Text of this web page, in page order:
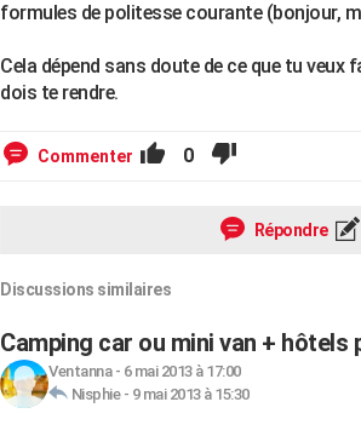
formules de politesse courante (bonjour,
Cela dépend sans doute de ce que tu
dois te rendre.
Commenter 0
Répondre
Discussions similaires
Camping car ou mini van +
Ventanna- 6 mai 2013 à 17:00
Nisphie- 9 mai 2013 à 15:30